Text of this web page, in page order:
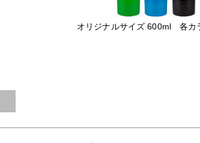
オリジナルサイズ 600ml 各カ